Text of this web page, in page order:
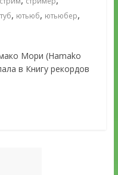
, ютьюб, ютьюбер,
Мори (Hamako
в Книгу рекордов